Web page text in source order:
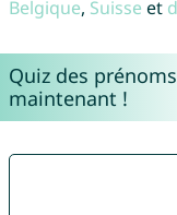
Belgique, Suisse et
Quiz des
maintenant !